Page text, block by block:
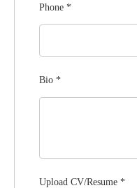
Phone *
Bio *
Upload CV/Resume *